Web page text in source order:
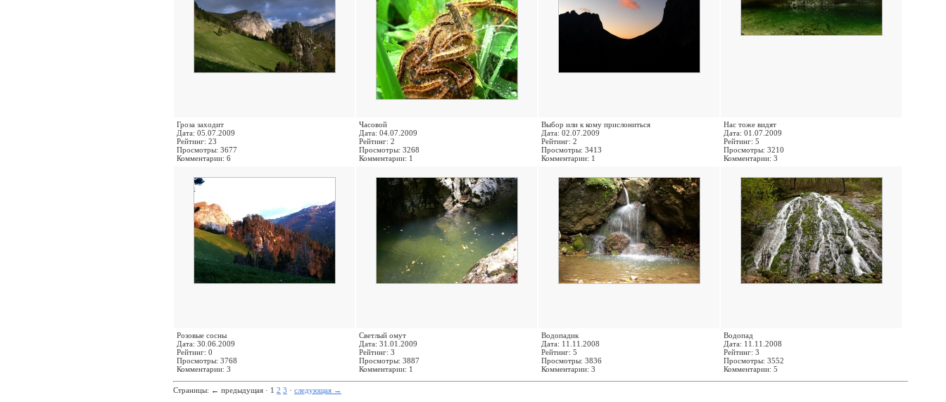
Гроза заходит
Дата: 05.07.2009
Рейтинг: 23
Просмотры: 3677
Комментарии: 6
Часовой
Дата: 04.07.2009
Рейтинг: 2
Просмотры: 3268
Комментарии: 1
Выбор или к кому прислониться
Дата: 02.07.2009
Рейтинг: 2
Просмотры: 3413
Комментарии: 1
Нас тоже видят
Дата: 01.07.2009
Рейтинг: 5
Просмотры: 3210
Комментарии: 3
Розовые сосны
Дата: 30.06.2009
Рейтинг: 0
Просмотры: 3768
Комментарии: 3
Светлый омут
Дата: 31.01.2009
Рейтинг: 3
Просмотры: 3887
Комментарии: 1
Водопадик
Дата: 11.11.2008
Рейтинг: 5
Просмотры: 3836
Комментарии: 3
Водопад
Дата: 11.11.2008
Рейтинг: 3
Просмотры: 3552
Комментарии: 5
Страницы: ← предыдущая · 1 2 3 · следующая →